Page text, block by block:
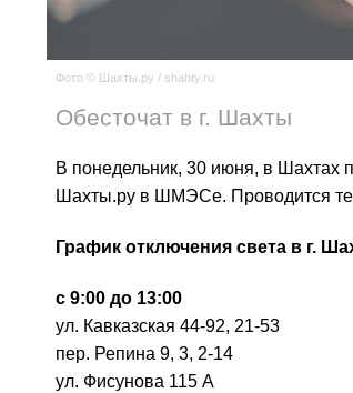
Фото © Шахты.ру / shahty.ru
Обесточат в г. Шахты
В понедельник, 30 июня, в Шахтах
Шахты.ру в ШМЭСе. Проводится
График отключения света в г.
с 9:00 до 13:00
ул. Кавказская 44-92, 21-53
пер. Репина 9, 3, 2-14
ул. Фисунова 115 А